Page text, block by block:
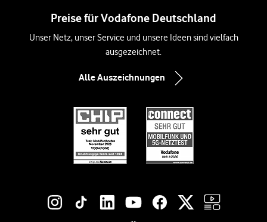
Preise für Vodafone Deutschland
Unser Netz, unser Service und unsere Ideen sind vielfach
ausgezeichnet.
Alle Auszeichnungen
Social-Media-Links